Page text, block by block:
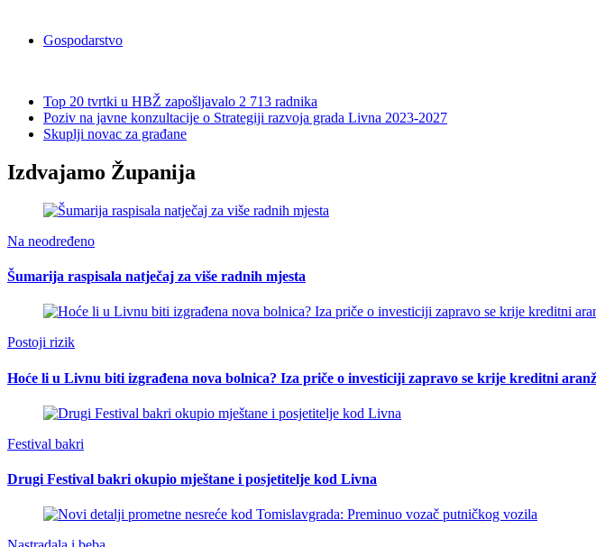
Gospodarstvo
Top 20 tvrtki u HBŽ zapošljavalo 2 713 radnika
Poziv na javne konzultacije o Strategiji razvoja grada Livna 2023-2027
Skuplji novac za građane
Izdvajamo Županija
Na neodređeno
Šumarija raspisala natječaj za više radnih mjesta
Postoji rizik
Hoće li u Livnu biti izgrađena nova bolnica? Iza priče o investiciji zapravo se krije kreditni
Festival bakri
Drugi Festival bakri okupio mještane i posjetitelje kod Livna